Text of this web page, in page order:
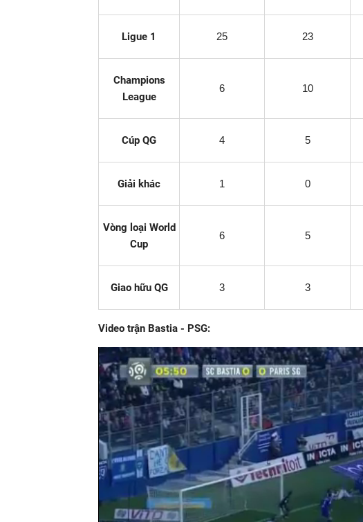
Ligue 1 25 23
Champions
League
6 10
Cúp QG 4 5
Giải khác 1 0
Vòng loại World
Cup
6 5
Giao hữu QG 3 3
Video trận Bastia - PSG: